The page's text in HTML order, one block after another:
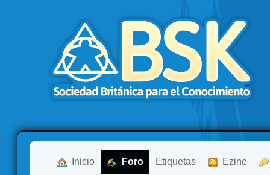
Inicio Foro Etiquetas Ezine